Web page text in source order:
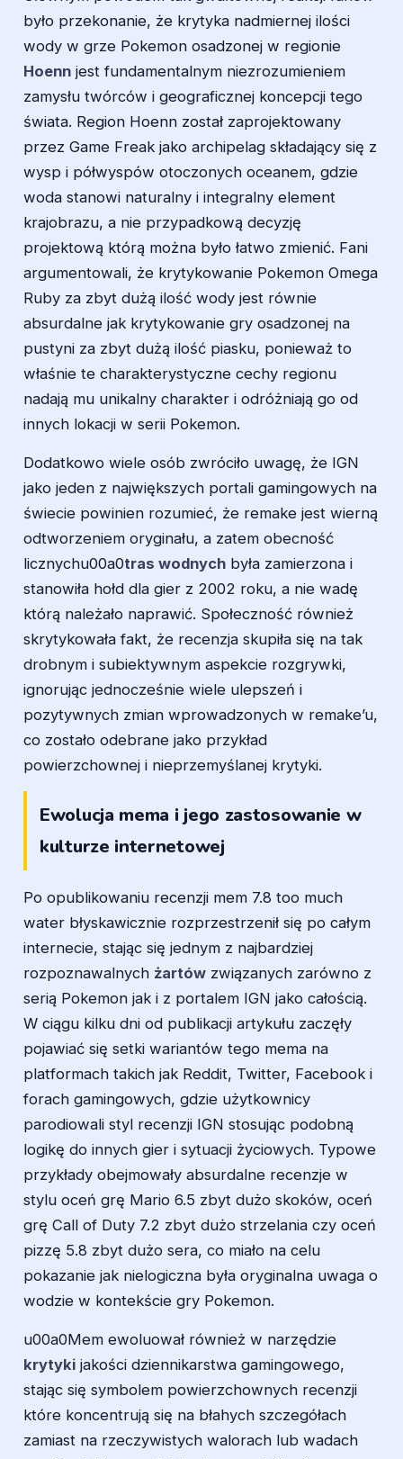
było przekonanie, że krytyka nadmiernej ilości
wody w grze Pokemon osadzonej w regionie
Hoenn jest fundamentalnym niezrozumieniem
zamysłu twórców i geograficznej koncepcji tego
świata. Region Hoenn został zaprojektowany
przez Game Freak jako archipelag składający się z
wysp i półwyspów otoczonych oceanem, gdzie
woda stanowi naturalny i integralny element
krajobrazu, a nie przypadkową decyzję
projektową którą można było łatwo zmienić. Fani
argumentowali, że krytykowanie Pokemon Omega
Ruby za zbyt dużą ilość wody jest równie
absurdalne jak krytykowanie gry osadzonej na
pustyni za zbyt dużą ilość piasku, ponieważ to
właśnie te charakterystyczne cechy regionu
nadają mu unikalny charakter i odróżniają go od
innych lokacji w serii Pokemon.
Dodatkowo wiele osób zwróciło uwagę, że IGN
jako jeden z największych portali gamingowych na
świecie powinien rozumieć, że remake jest wierną
odtworzeniem oryginału, a zatem obecność
licznychu00a0tras wodnych była zamierzona i
stanowiła hołd dla gier z 2002 roku, a nie wadę
którą należało naprawić. Społeczność również
skrytykowała fakt, że recenzja skupiła się na tak
drobnym i subiektywnym aspekcie rozgrywki,
ignorując jednocześnie wiele ulepszeń i
pozytywnych zmian wprowadzonych w remake’u,
co zostało odebrane jako przykład
powierzchownej i nieprzemyślanej krytyki.
Ewolucja mema i jego zastosowanie w
kulturze internetowej
Po opublikowaniu recenzji mem 7.8 too much
water błyskawicznie rozprzestrzenił się po całym
internecie, stając się jednym z najbardziej
rozpoznawalnych żartów związanych zarówno z
serią Pokemon jak i z portalem IGN jako całością.
W ciągu kilku dni od publikacji artykułu zaczęły
pojawiać się setki wariantów tego mema na
platformach takich jak Reddit, Twitter, Facebook i
forach gamingowych, gdzie użytkownicy
parodiowali styl recenzji IGN stosując podobną
logikę do innych gier i sytuacji życiowych. Typowe
przykłady obejmowały absurdalne recenzje w
stylu oceń grę Mario 6.5 zbyt dużo skoków, oceń
grę Call of Duty 7.2 zbyt dużo strzelania czy oceń
pizzę 5.8 zbyt dużo sera, co miało na celu
pokazanie jak nielogiczna była oryginalna uwaga o
wodzie w kontekście gry Pokemon.
u00a0Mem ewoluował również w narzędzie
krytyki jakości dziennikarstwa gamingowego,
stając się symbolem powierzchownych recenzji
które koncentrują się na błahych szczegółach
zamiast na rzeczywistych walorach lub wadach